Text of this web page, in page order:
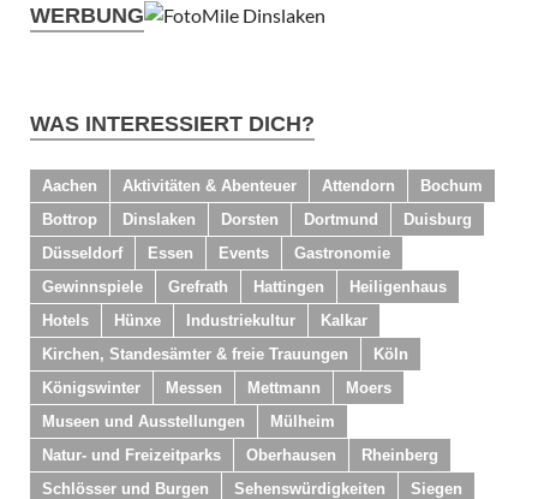
WERBUNG
WAS INTERESSIERT DICH?
Aachen Aktivitäten & Abenteuer Attendorn
Bochum
Bottrop
Dinslaken Dorsten Dortmund
Duisburg
Düsseldorf
Essen Events
Gastronomie
Gewinnspiele
Grefrath Hattingen
Heiligenhaus
Hotels
Hünxe Industriekultur
Kalkar
Kirchen, Standesämter & freie Trauungen
Köln
Königswinter
Messen Mettmann
Moers
Museen und Ausstellungen
Mülheim
Natur- und Freizeitparks
Oberhausen
Rheinberg
Schlösser und Burgen
Sehenswürdigkeiten
Siegen